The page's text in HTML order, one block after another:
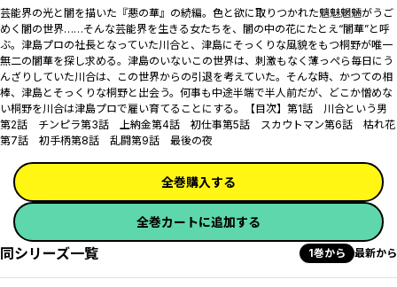
芸能界の光と闇を描いた『悪の華』の続編。色と欲に取りつかれた魑魅魍魎がうご
めく闇の世界……そんな芸能界を生きる女たちを、闇の中の花にたとえ“闇華”と呼
ぶ。津島プロの社長となっていた川合と、津島にそっくりな風貌をもつ桐野が唯一
無二の闇華を探し求める。津島のいないこの世界は、刺激もなく薄っぺら毎日にう
んざりしていた川合は、この世界からの引退を考えていた。そんな時、かつての相
棒、津島とそっくりな桐野と出会う。何事も中途半端で半人前だが、どこか憎めな
い桐野を川合は津島プロで雇い育てることにする。【目次】第1話 川合という男
第2話 チンピラ第3話 上納金第4話 初仕事第5話 スカウトマン第6話 枯れ花
第7話 初手柄第8話 乱闘第9話 最後の夜
全巻購入する
全巻カートに追加する
同シリーズ一覧 1巻から 最新から